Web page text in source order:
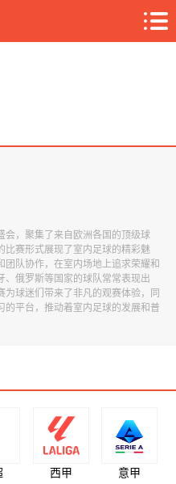
会，聚集了来自欧洲各国的顶级球
比赛形式展现了室内足球的精彩魅
队协作，在室内场地上追求荣耀和
、俄罗斯等国家的球队常常表现出
球迷们带来了非凡的观赛体验，同
的平台，推动着室内足球的发展和普
西甲 意甲